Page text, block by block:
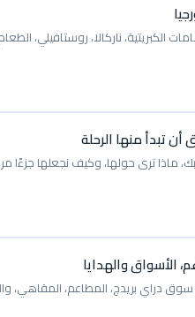
الكبريتية، ناركالا، روستافيلي،
تبدأ منها الرحلة
ماذا ترى حولها، وكيف نجعلها جزءًا
الأسواق والهدايا
دراي بريدج، المطاعم، المقاهي،